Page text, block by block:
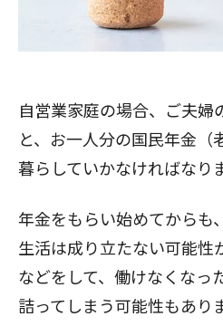
自営業家庭の場合、ご夫婦
と、お一人分の国民年金（
暮らしていかなければなり
年金をもらい始めてからも
生活は成り立たない可能性
などをして、働けなくなっ
詰ってしまう可能性もあり